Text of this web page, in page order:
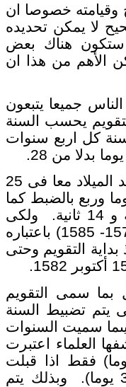
وقيامته خصوصا ان
لا يمكن تحديده
ستكون هناك بعض
الأهم من هذا ان
جميعا يتبعون
يحسب السنة
للسنة كل اربع سنوات
طوال سنوات العمل بالتقويم اليوليانى كان كل المسيحيين يعيدون عيد الميلاد معا فى 25
ولكن فى سنة 1582 اكتشف علماء الفلك ان السنة ليست 365 يوما وربع بالضبط كما
هو معمول به فى التقويم اليوليانى ولكنها تقل عن ذلك بمقدار 11 دقيقة و 14 ثانية. ولكى
يصحح هذا الخطأ فى التقويم لجأ البابا غريغوريوس الثامن بابا الكاثوليك (1572- 1585) باعتباره
التقويم وحتى
سمى التقويم
14 ثانية كل سنة. وحتى يتم تضبيط السنة
يوما كل اربع سنوات فيىما سميت السنوات
التى اكتشفها العلماء اعتبرت
(مثل 1200- 1400- 1600 الخ) اعتبرت كبيسة (366 يوما) فقط اذا قبلت
القسمة على 400 وان لم تقبل القسمة على 400 اعتبروها بسيطة (365 يوما). وبذلك يتم